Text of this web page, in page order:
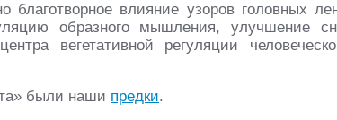
благотворное влияние узоров головных
образного мышления, улучшение
вегетативной регуляции
были наши предки.